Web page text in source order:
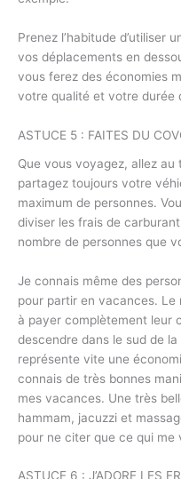
Prenez l’habitude d’utiliser
vos déplacements en
vous ferez des économies
votre qualité et votre durée
ASTUCE 5 : FAITES DU
Que vous voyagez, allez
partagez toujours votre
maximum de personnes.
diviser les frais de
nombre de personnes que
Je connais même des
pour partir en vacances.
à payer complètement leur
descendre dans le sud de
représente vite une
connais de très bonnes
mes vacances. Une très
hammam, jacuzzi et
pour ne citer que ce qui me
ASTUCE 6 : J’ADORE LES